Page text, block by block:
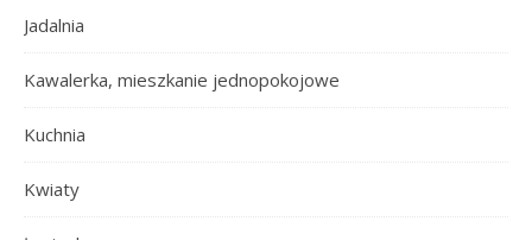
Jadalnia
Kawalerka, mieszkanie jednopokojowe
Kuchnia
Kwiaty